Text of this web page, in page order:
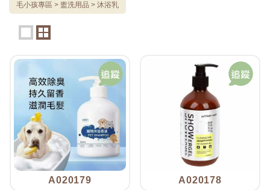
毛小孩專區 盥洗用品 沐浴乳
A020179 A020178